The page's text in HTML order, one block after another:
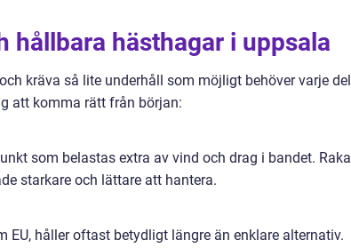
hållbara hästhagar i uppsala
kräva så lite underhåll som möjligt behöver varje del
att komma rätt från början:
som belastas extra av vind och drag i bandet. Raka
starkare och lättare att hantera.
EU, håller oftast betydligt längre än enklare alternativ.